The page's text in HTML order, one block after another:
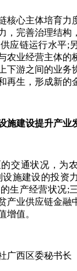
心主体培育力
，完善治理结构
应链运行水平;
农业经营主体的
下游之间的业务
再生，形成新的
建设提升产业
通状况，为农
施建设的投资
生产经营状况;
产业供应链金融
增值。
西区委秘书长